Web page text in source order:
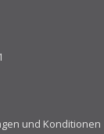
und Konditionen